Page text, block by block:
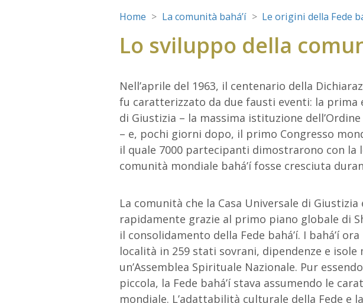
Home La comunità bahá’í Le origini della Fede
Lo sviluppo della
Nell’aprile del 1963, il centenario della
fu caratterizzato da due fausti eventi: la prima
di Giustizia – la massima istituzione
– e, pochi giorni dopo, il primo Congresso
il quale 7000 partecipanti dimostrarono con la
comunità mondiale bahá’í fosse cresciuta
La comunità che la Casa Universale di
rapidamente grazie al primo piano globale di
il consolidamento della Fede bahá’í. I bahá’í
località in 259 stati sovrani, dipendenze e isole
un’Assemblea Spirituale Nazionale. Pur
piccola, la Fede bahá’í stava assumendo le
mondiale. L’adattabilità culturale della Fede e